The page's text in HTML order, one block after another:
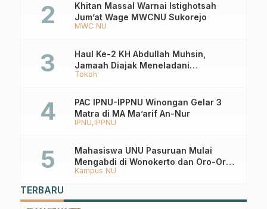
MWC NU
Khitan Massal Warnai Istighotsah
Jum’at Wage MWCNU Sukorejo
Tokoh
Haul Ke-2 KH Abdullah Muhsin,
Jamaah Diajak Meneladani
Keistiqamahan
IPNU IPPNU
PAC IPNU-IPPNU Winongan Gelar 3
Matra di MA Ma’arif An-Nur
Kampus NU
Mahasiswa UNU Pasuruan Mulai
Mengabdi di Wonokerto dan Oro-Oro
Ombo Wetan Berikut Programnya
TERBARU